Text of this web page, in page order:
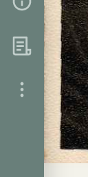
Über das Projekt
Hintergrund